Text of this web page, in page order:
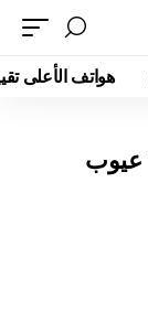
هواتف الأعلى
سعر ومواصفات Vivo Watch GT عيوب